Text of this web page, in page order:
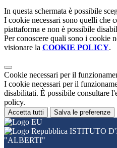
In questa schermata è possibile
I cookie necessari sono quelli che
piattaforma e non è possibile
Per conoscere quali sono i cookie
visionare la COOKIE POLICY.
Cookie necessari per il
I cookie necessari per il
disabilitati. È possibile consultare
policy.
Accetta tutti Salva le preferenze
ISTITUTO
"ALBERTI"